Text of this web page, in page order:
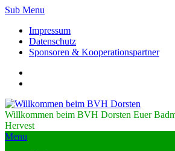
Sub Menu
Impressum
Datenschutz
Sponsoren & Kooperationspartner
Willkommen beim BVH Dorsten Euer
Hervest
Menu